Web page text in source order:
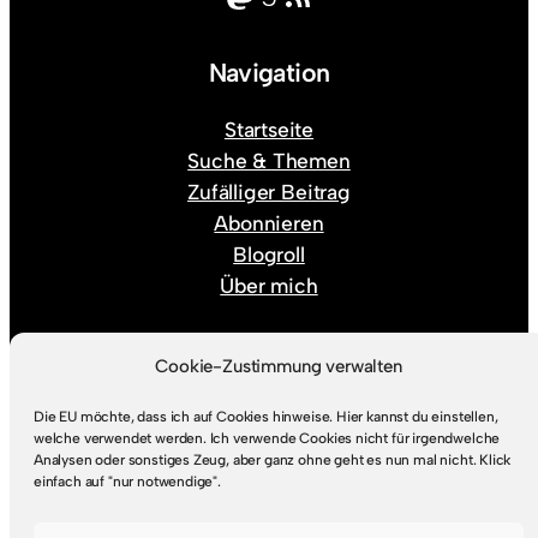
Cookie-Zustimmung verwalten
Die EU möchte, dass ich auf Cookies hinweise. Hier kannst du einstellen,
welche verwendet werden. Ich verwende Cookies nicht für irgendwelche
Analysen oder sonstiges Zeug, aber ganz ohne geht es nun mal nicht. Klick
einfach auf "nur notwendige".
Navigation
Startseite
Suche & Themen
Zufälliger Beitrag
Abonnieren
Blogroll
Über mich
Rechtlicher Kram
Impressum
Datenschutz